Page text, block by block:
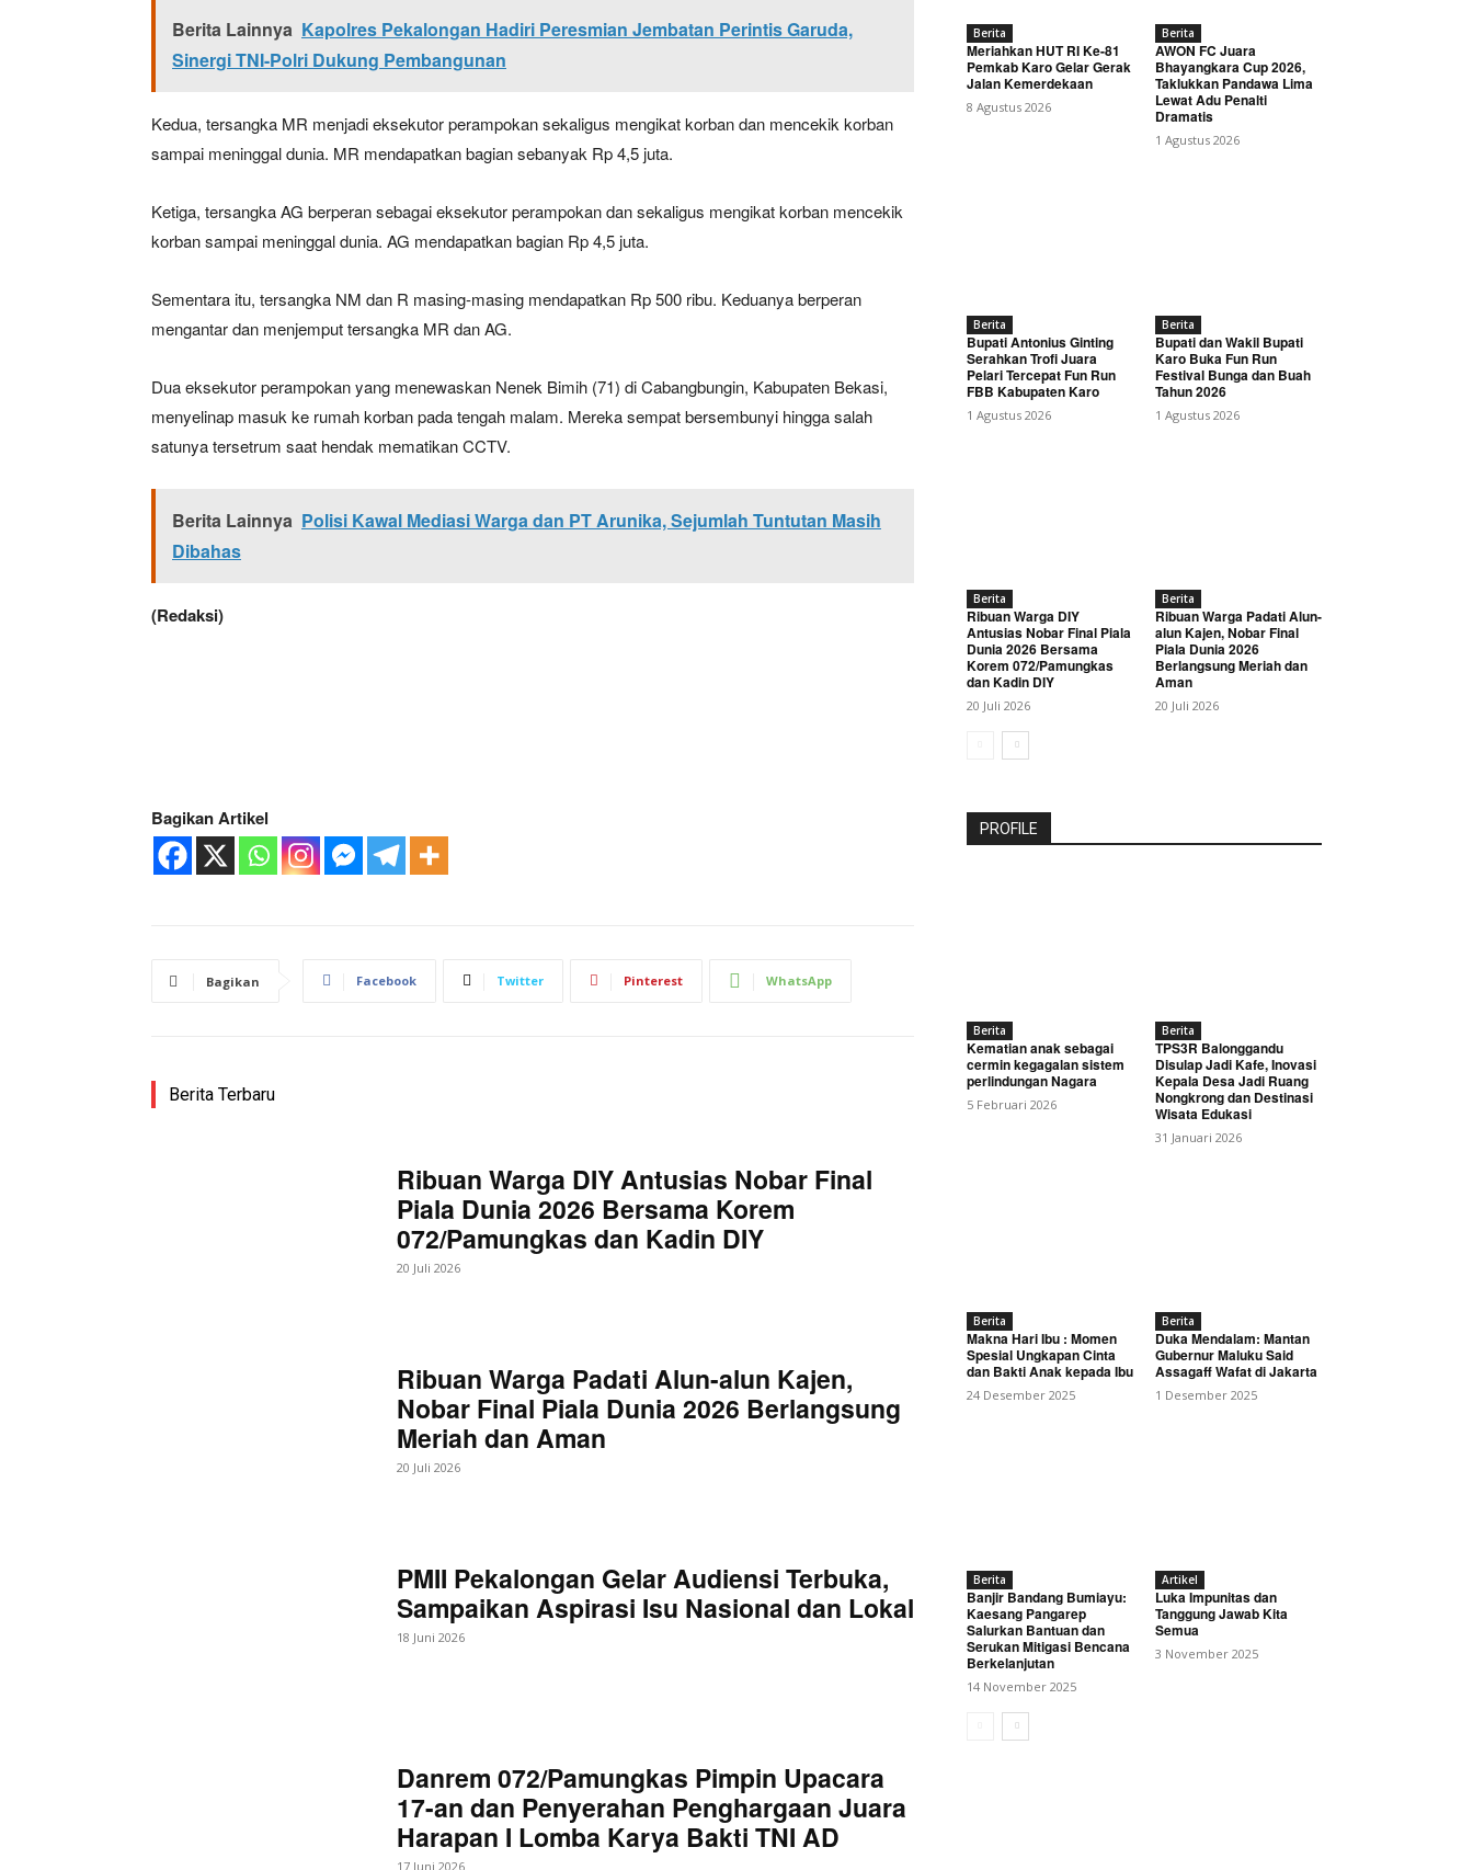
Berita Lainnya Kapolres Pekalongan Hadiri Peresmian Jembatan Perintis Garuda,
Sinergi TNI-Polri Dukung Pembangunan
Kedua, tersangka MR menjadi eksekutor perampokan sekaligus mengikat korban dan mencekik korban
sampai meninggal dunia. MR mendapatkan bagian sebanyak Rp 4,5 juta.
Ketiga, tersangka AG berperan sebagai eksekutor perampokan dan sekaligus mengikat korban mencekik
korban sampai meninggal dunia. AG mendapatkan bagian Rp 4,5 juta.
Sementara itu, tersangka NM dan R masing-masing mendapatkan Rp 500 ribu. Keduanya berperan
mengantar dan menjemput tersangka MR dan AG.
Dua eksekutor perampokan yang menewaskan Nenek Bimih (71) di Cabangbungin, Kabupaten Bekasi,
menyelinap masuk ke rumah korban pada tengah malam. Mereka sempat bersembunyi hingga salah
satunya tersetrum saat hendak mematikan CCTV.
Berita Lainnya Polisi Kawal Mediasi Warga dan PT Arunika, Sejumlah Tuntutan Masih
Dibahas
(Redaksi)
Bagikan Artikel
Bagikan Facebook Twitter Pinterest WhatsApp
Berita Terbaru
Ribuan Warga DIY Antusias Nobar Final
Piala Dunia 2026 Bersama Korem
072/Pamungkas dan Kadin DIY
20 Juli 2026
Ribuan Warga Padati Alun-alun Kajen,
Nobar Final Piala Dunia 2026 Berlangsung
Meriah dan Aman
20 Juli 2026
PMII Pekalongan Gelar Audiensi Terbuka,
Sampaikan Aspirasi Isu Nasional dan Lokal
18 Juni 2026
Danrem 072/Pamungkas Pimpin Upacara
17-an dan Penyerahan Penghargaan Juara
Harapan I Lomba Karya Bakti TNI AD
17 Juni 2026
Berita
Meriahkan HUT RI Ke-81
Pemkab Karo Gelar Gerak
Jalan Kemerdekaan
8 Agustus 2026
Berita
AWON FC Juara
Bhayangkara Cup 2026,
Taklukkan Pandawa Lima
Lewat Adu Penalti
Dramatis
1 Agustus 2026
Berita
Bupati Antonius Ginting
Serahkan Trofi Juara
Pelari Tercepat Fun Run
FBB Kabupaten Karo
1 Agustus 2026
Berita
Bupati dan Wakil Bupati
Karo Buka Fun Run
Festival Bunga dan Buah
Tahun 2026
1 Agustus 2026
Berita
Ribuan Warga DIY
Antusias Nobar Final Piala
Dunia 2026 Bersama
Korem 072/Pamungkas
dan Kadin DIY
20 Juli 2026
Berita
Ribuan Warga Padati Alun-
alun Kajen, Nobar Final
Piala Dunia 2026
Berlangsung Meriah dan
Aman
20 Juli 2026
PROFILE
Berita
Kematian anak sebagai
cermin kegagalan sistem
perlindungan Nagara
5 Februari 2026
Berita
TPS3R Balonggandu
Disulap Jadi Kafe, Inovasi
Kepala Desa Jadi Ruang
Nongkrong dan Destinasi
Wisata Edukasi
31 Januari 2026
Berita
Makna Hari Ibu : Momen
Spesial Ungkapan Cinta
dan Bakti Anak kepada Ibu
24 Desember 2025
Berita
Duka Mendalam: Mantan
Gubernur Maluku Said
Assagaff Wafat di Jakarta
1 Desember 2025
Berita
Banjir Bandang Bumiayu:
Kaesang Pangarep
Salurkan Bantuan dan
Serukan Mitigasi Bencana
Berkelanjutan
14 November 2025
Artikel
Luka Impunitas dan
Tanggung Jawab Kita
Semua
3 November 2025